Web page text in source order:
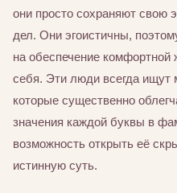
они просто сохраняют свою
дел. Они эгоистичны,
на обеспечение
себя. Эти люди всегда ищут
которые существенно
значения каждой буквы в
возможность открыть её
истинную суть.